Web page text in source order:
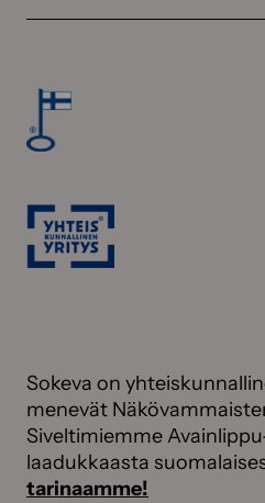
Sokeva on
menevät
Siveltimiemme
laadukkaasta
tarinaamme!